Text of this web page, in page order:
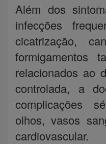
Além dos
infecções
cicatrização,
formigamentos
relacionados ao
controlada, a
complicações
olhos, vasos
cardiovascular.